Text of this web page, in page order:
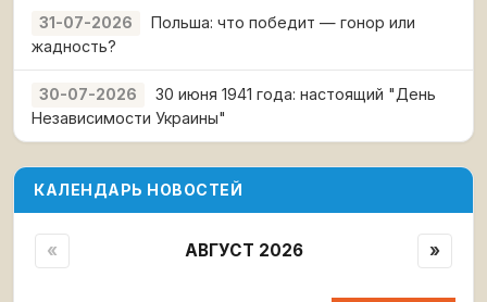
31-07-2026
Польша: что победит — гонор или
жадность?
30-07-2026
30 июня 1941 года: настоящий "День
Независимости Украины"
КАЛЕНДАРЬ НОВОСТЕЙ
« АВГУСТ 2026 »